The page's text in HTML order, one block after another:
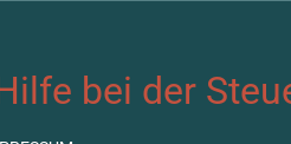
bei der